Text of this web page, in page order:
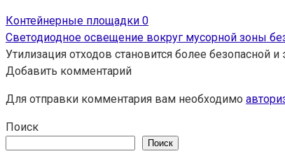
Контейнерные площадки 0
Светодиодное освещение вокруг мусорной зоны
Утилизация отходов становится более
Добавить комментарий
Для отправки комментария вам необходимо
Поиск
Поиск